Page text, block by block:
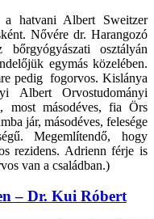
hatvani Albert Sweitzer
Nővére dr. Harangozó
osztályán
egymás közelében.
pedig fogorvos. Kislánya
Albert Orvostudományi
most másodéves, fia Örs
jár, másodéves, felesége
Megemlítendő, hogy
rezidens. Adrienn férje is
van a családban.)
– Dr. Kui Róbert